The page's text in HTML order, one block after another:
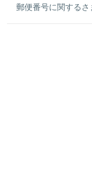
郵便番号に関するさ